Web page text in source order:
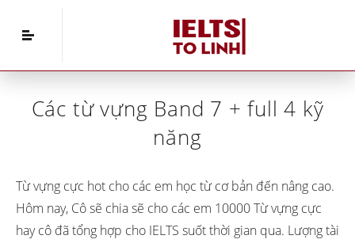
IELTS Vocabulary»Các từ vựng Band 7 +
full 4 kỹ năng
Các từ vựng Band 7 + full 4 kỹ
năng
Từ vựng cực hot cho các em học từ cơ bản đến nâng cao.
Hôm nay, Cô sẽ chia sẽ cho các em 10000 Từ vựng cực
hay cô đã tổng hợp cho IELTS suốt thời gian qua. Lượng tài